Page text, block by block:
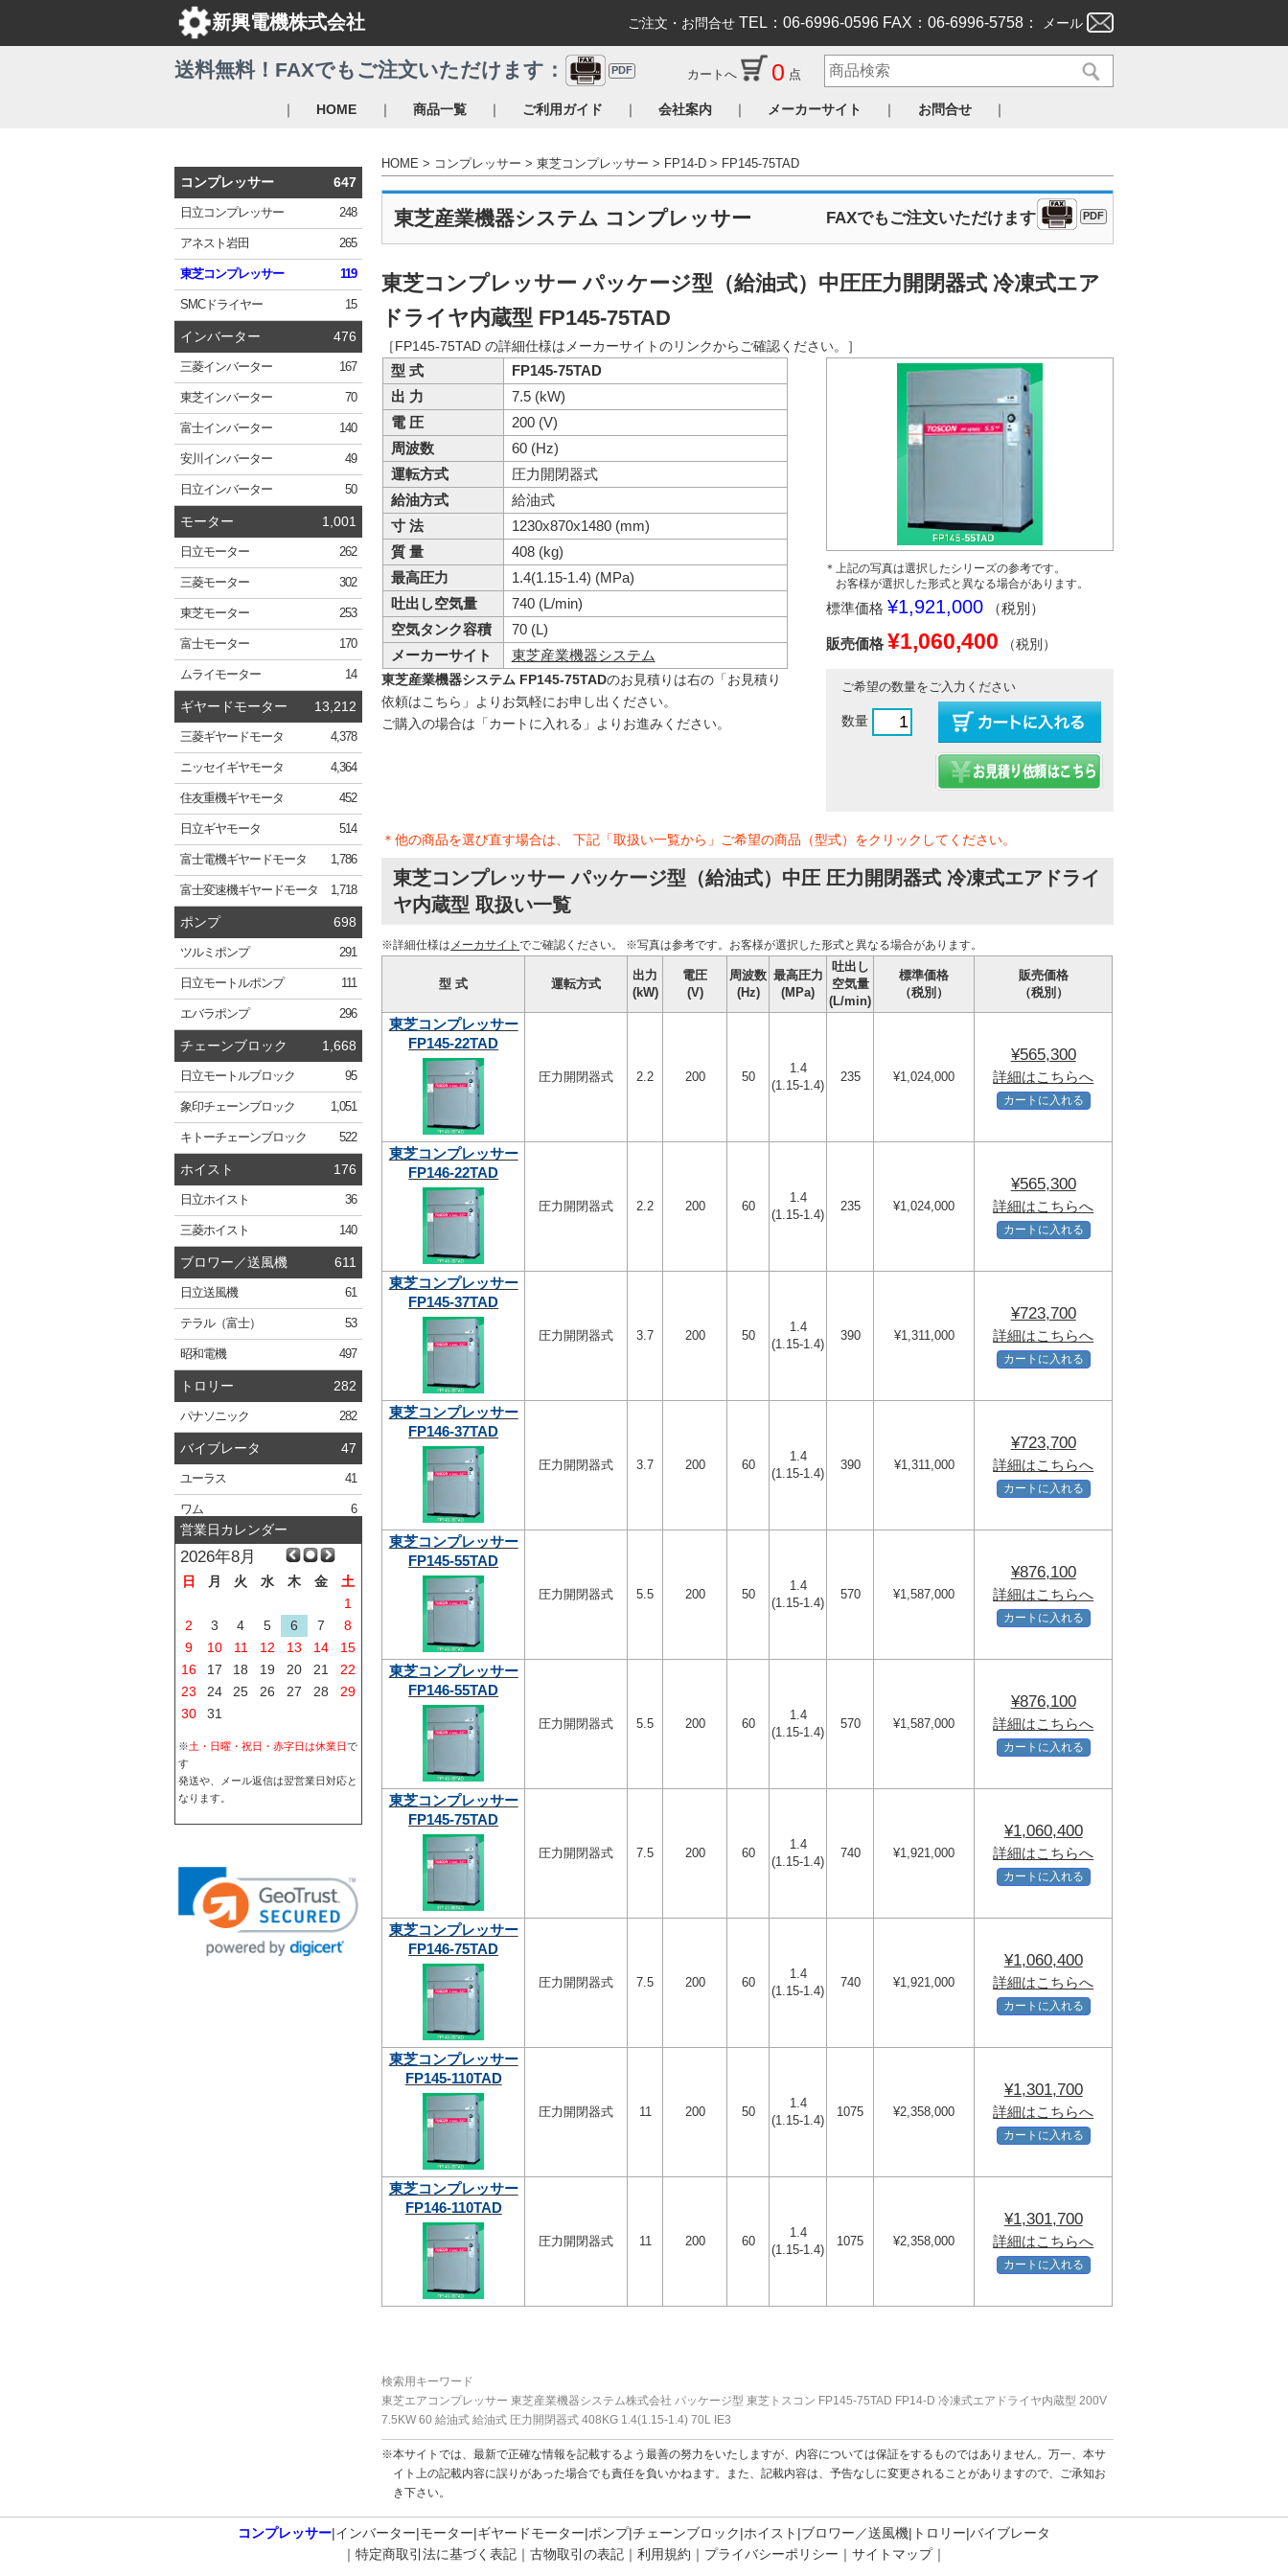
新興電機株式会社 ご注文・お問合せ TEL：06-6996-0596 FAX：06-6996-5758： メール
｜ HOME ｜ 商品一覧 ｜ ご利用ガイド ｜ 会社案内 ｜ メーカーサイト ｜ お問合せ ｜
コンプレッサー 647
日立コンプレッサー 248
アネスト岩田 265
東芝コンプレッサー 119
SMCドライヤー 15
インバーター 476
三菱インバーター 167
東芝インバーター 70
富士インバーター 140
安川 インバーター 49
日立インバーター 50
モーター 1,001
日立モーター 262
三菱モーター 302
東芝モーター 253
富士モーター 170
ムライモーター 14
ギヤードモーター 13,212
三菱ギヤードモータ 4,378
ニッセイギヤモータ 4,364
住友重機ギヤモータ 452
日立ギヤモータ 514
富士電機ギヤードモータ 1,786
富士変速機ギヤードモータ 1,718
ポンプ 698
ツルミ ポンプ 291
日立モートルポンプ 111
エバラポンプ 296
チェーンブロック 1,668
日立モートルブロック 95
象印チェーンブロック 1,051
キトーチェーンブロック 522
ホイスト 176
日立ホイスト 36
三菱ホイスト 140
ブロワー／送風機 611
日立送風機 61
テラル（富士） 53
昭和電機 497
トロリー 282
パナソニック 282
バイブレータ 47
ユーラス 41
ワム 6
営業日カレンダー
2026年8月
日 月 火 水 木 金
土
1
2
3 4 5 6 7
8
9
10 11 12 13 14
15
16
17 18 19 20 21
22
23
24 25 26 27 28
29
30
31
※土・日曜・祝日・赤字日は休業日で
す
発送や、メール返信は翌営業日対応と
なります。
送料無料！FAXでもご注文いただけます： PDF カートへ 0 点
HOME コンプレッサー 東芝コンプレッサー FP14-D FP145-75TAD
東芝産業機器システム コンプレッサー FAXでもご注文いただけます PDF
東芝コンプレッサー パッケージ型（給油式）中圧圧力開閉器式冷凍式エア
ドライヤ内蔵型 FP145-75TAD
［FP145-75TAD の詳細仕様はメーカーサイトのリンクからご確認ください。］
＊上記の写真は選択したシリーズの参考です。
お客様が選択した形式と異なる場合があります。
標準価格 ¥1,921,000 （税別）
販売価格 ¥1,060,400 （税別）
ご希望の数量をご入力ください
数量
型 式
FP145-75TAD
出 力
7.5 (kW)
電 圧
200 (V)
周波数
60 (Hz)
運転方式
圧力開閉器式
給油方式
給油式
寸 法
1230x870x1480 (mm)
質 量
408 (kg)
最高圧力
1.4(1.15-1.4) (MPa)
吐出し空気量
740 (L/min)
空気タンク容積
70 (L)
メーカーサイト
東芝産業機器システム
東芝産業機器システム FP145-75TADのお見積りは右の「お見積り
依頼はこちら」よりお気軽にお申し出ください。
ご購入の場合は「カートに入れる」よりお進みください。
＊他の商品を選び直す場合は、 下記「取扱い一覧から」ご希望の商品（型式）をクリックしてください。
東芝コンプレッサー パッケージ型（給油式）中圧 圧力開閉器式 冷凍式エアドライ
ヤ内蔵型 取扱い一覧
※詳細仕様は メーカサイトでご確認ください。 ※写真は参考です。お客様が選択した形式と異なる場合があります。
型 式 運転方式
出力
(kW)
電圧
(V)
周波数
(Hz)
最高圧力
(MPa)
吐出し
空気量
(L/min)
標準価格
（税別）
販売価格
（税別）
東芝コンプレッサー
FP145-22TAD
圧力開閉器式 2.2 200 50
1.4
(1.15-1.4)
235 ¥1,024,000
¥565,300
詳細はこちらへ
カートに入れる
東芝コンプレッサー
FP146-22TAD
圧力開閉器式 2.2 200 60
1.4
(1.15-1.4)
235 ¥1,024,000
¥565,300
詳細はこちらへ
カートに入れる
東芝コンプレッサー
FP145-37TAD
圧力開閉器式 3.7 200 50
1.4
(1.15-1.4)
390 ¥1,311,000
¥723,700
詳細はこちらへ
カートに入れる
東芝コンプレッサー
FP146-37TAD
圧力開閉器式 3.7 200 60
1.4
(1.15-1.4)
390 ¥1,311,000
¥723,700
詳細はこちらへ
カートに入れる
東芝コンプレッサー
FP145-55TAD
圧力開閉器式 5.5 200 50
1.4
(1.15-1.4)
570 ¥1,587,000
¥876,100
詳細はこちらへ
カートに入れる
東芝コンプレッサー
FP146-55TAD
圧力開閉器式 5.5 200 60
1.4
(1.15-1.4)
570 ¥1,587,000
¥876,100
詳細はこちらへ
カートに入れる
東芝コンプレッサー
FP145-75TAD
圧力開閉器式 7.5 200 60
1.4
(1.15-1.4)
740 ¥1,921,000
¥1,060,400
詳細はこちらへ
カートに入れる
東芝コンプレッサー
FP146-75TAD
圧力開閉器式 7.5 200 60
1.4
(1.15-1.4)
740 ¥1,921,000
¥1,060,400
詳細はこちらへ
カートに入れる
東芝コンプレッサー
FP145-110TAD
圧力開閉器式 11 200 50
1.4
(1.15-1.4)
1075 ¥2,358,000
¥1,301,700
詳細はこちらへ
カートに入れる
東芝コンプレッサー
FP146-110TAD
圧力開閉器式 11 200 60
1.4
(1.15-1.4)
1075 ¥2,358,000
¥1,301,700
詳細はこちらへ
カートに入れる
検索用キーワード
東芝エアコンプレッサー 東芝産業機器システム株式会社 パッケージ型 東芝トスコン FP145-75TAD FP14-D 冷凍式エアドライヤ内蔵型 200V
7.5KW 60 給油式 給油式 圧力開閉器式 408KG 1.4(1.15-1.4) 70L IE3
※本サイトでは、最新で正確な情報を記載するよう最善の努力をいたしますが、内容については保証をするものではありません。万一、本サ
イト上の記載内容に誤りがあった場合でも責任を負いかねます。また、記載内容は、予告なしに変更されることがありますので、ご承知お
き下さい。
コンプレッサー インバーター モーター ギヤードモーター ポンプ チェーンブロック ホイスト ブロワー／送風機 トロリー バイブレータ
特定商取引法に基づく表記 古物取引の表記 利用規約 プライバシーポリシー サイトマップ